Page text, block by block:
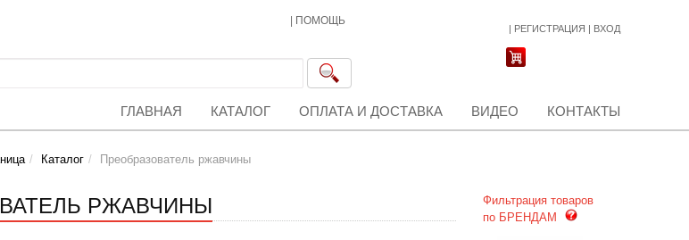
ПОМОЩЬ
| РЕГИСТРАЦИЯ | ВХОД
ГЛАВНАЯ КАТАЛОГ ОПЛАТА И ДОСТАВКА ВИДЕО КОНТАКТЫ
Каталог Преобразователь ржавчины
РЖАВЧИНЫ
Фильтрация товаров
по БРЕНДАМ